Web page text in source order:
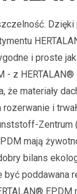
i proste
- z HERTALAN®
że materiały
i
Zentrum
mają
bilans
poddawana
EPDM